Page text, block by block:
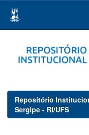
navigation
Repositório
Sergipe - RI/UFS